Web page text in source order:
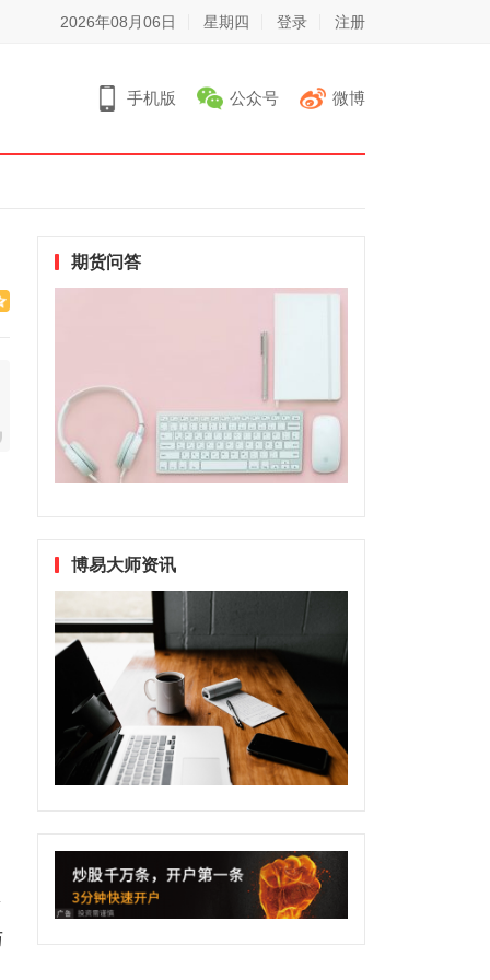
2026年08月06日 星期四 登录 注册
手机版 公众号 微博
期货问答
博易大师资讯